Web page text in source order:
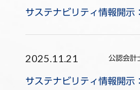
サステナビリティ情報開
2025.11.21 公認会計
サステナビリティ情報開